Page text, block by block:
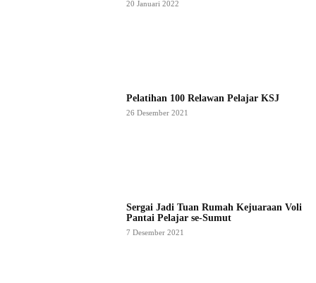
20 Januari 2022
Pelatihan 100 Relawan Pelajar KSJ
26 Desember 2021
Sergai Jadi Tuan Rumah Kejuaraan Voli
Pantai Pelajar se-Sumut
7 Desember 2021